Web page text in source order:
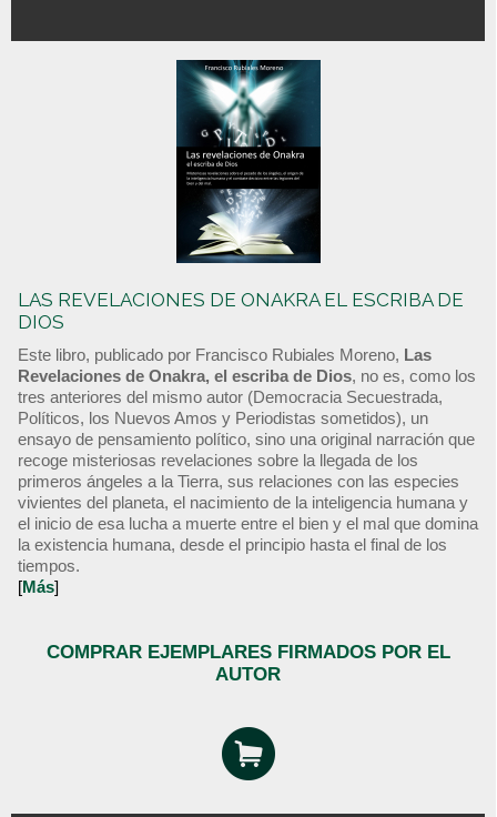
LAS REVELACIONES DE ONAKRA EL ESCRIBA DE
DIOS
Este libro, publicado por Francisco Rubiales Moreno, Las
Revelaciones de Onakra, el escriba de Dios, no es, como los
tres anteriores del mismo autor (Democracia Secuestrada,
Políticos, los Nuevos Amos y Periodistas sometidos), un
ensayo de pensamiento político, sino una original narración que
recoge misteriosas revelaciones sobre la llegada de los
primeros ángeles a la Tierra, sus relaciones con las especies
vivientes del planeta, el nacimiento de la inteligencia humana y
el inicio de esa lucha a muerte entre el bien y el mal que domina
la existencia humana, desde el principio hasta el final de los
tiempos.
[Más]
COMPRAR EJEMPLARES FIRMADOS POR EL
AUTOR